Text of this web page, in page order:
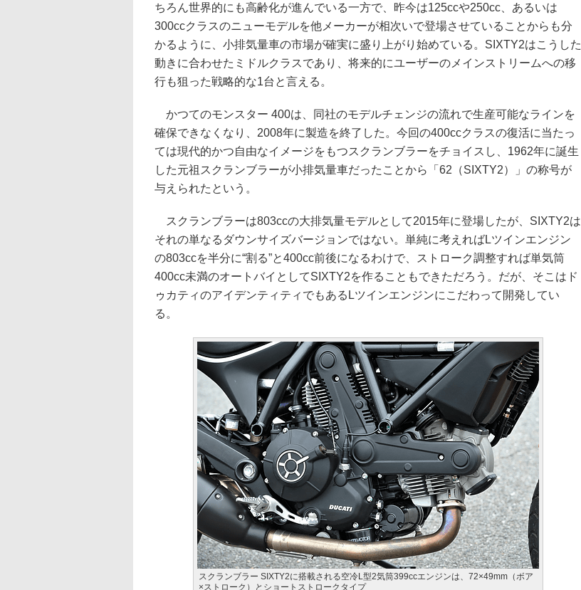
ちろん世界的にも高齢化が進んでいる一方で、昨今は125ccや250cc、あるいは
300ccクラスのニューモデルを他メーカーが相次いで登場させていることからも分
かるように、小排気量車の市場が確実に盛り上がり始めている。SIXTY2はこうした
動きに合わせたミドルクラスであり、将来的にユーザーのメインストリームへの移
行も狙った戦略的な1台と言える。
かつてのモンスター 400は、同社のモデルチェンジの流れで生産可能なラインを
確保できなくなり、2008年に製造を終了した。今回の400ccクラスの復活に当たっ
ては現代的かつ自由なイメージをもつスクランブラーをチョイスし、1962年に誕生
した元祖スクランブラーが小排気量車だったことから「62（SIXTY2）」の称号が
与えられたという。
スクランブラーは803ccの大排気量モデルとして2015年に登場したが、SIXTY2は
それの単なるダウンサイズバージョンではない。単純に考えればLツインエンジン
の803ccを半分に“割る”と400cc前後になるわけで、ストローク調整すれば単気筒
400cc未満のオートバイとしてSIXTY2を作ることもできただろう。だが、そこはド
ゥカティのアイデンティティでもあるLツインエンジンにこだわって開発してい
る。
スクランブラー SIXTY2に搭載される空冷L型2気筒399ccエンジンは、72×49mm（ボア
×ストローク）とショートストロークタイプ